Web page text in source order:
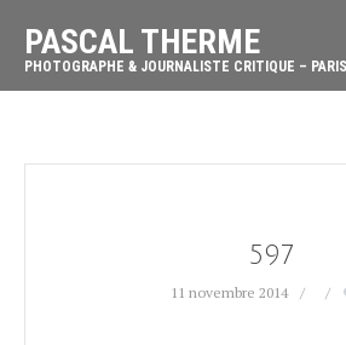
PASCAL THERME
PHOTOGRAPHE & JOURNALISTE CRITIQUE –
597
11 novembre 2014